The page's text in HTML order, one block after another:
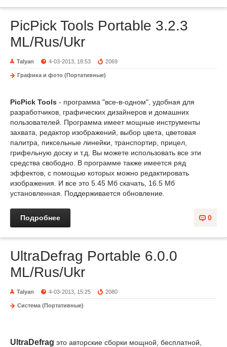
PicPick Tools Portable 3.2.3
ML/Rus/Ukr
Talyan 4-03-2013, 18:53 2069
Графика и фото (Портативные)
PicPick Tools - программа "все-в-одном", удобная для
разработчиков, графических дизайнеров и домашних
пользователей. Программа имеет мощные инструменты
захвата, редактор изображений, выбор цвета, цветовая
палитра, пиксельные линейки, транспортир, прицел,
грифельную доску и т.д. Вы можете использовать все эти
средства свободно. В программе также имеется ряд
эффектов, с помощью которых можно редактировать
изображения. И все это 5.45 Мб скачать, 16.5 Мб
установленная. Поддерживается обновление.
0
Подробнее
UltraDefrag Portable 6.0.0
ML/Rus/Ukr
Talyan 4-03-2013, 15:25 2080
Система (Портативные)
UltraDefrag это авторские сборки мощной, бесплатной,